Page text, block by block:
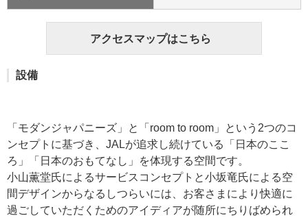
アクセスマップはこちら
設備
「モダンジャパニーズ」と「room to room」という2つのコ
ンセプトに基づき、JALが追求し続けている「日本のここ
ろ」「日本のおもてなし」を体現する空間です。
小山薫堂氏によるサービスコンセプトと小坂竜氏による空
間デザインからなるしつらいには、お客さまにより快適に
過ごしていただくためのアイディアが随所にちりばめられ